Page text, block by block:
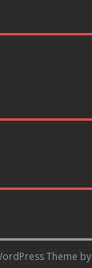
Theme by